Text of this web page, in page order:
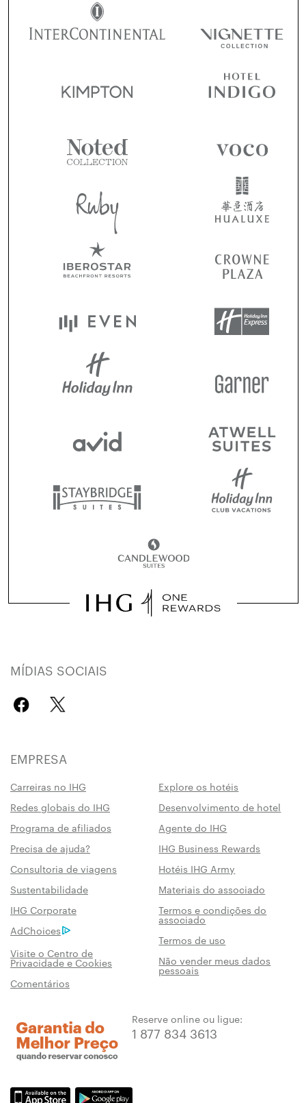
MÍDIAS SOCIAIS
EMPRESA
Carreiras no IHG
Explore os hotéis
Redes globais do IHG
Desenvolvimento de hotel
Programa de afiliados
Agente do IHG
Precisa de ajuda?
IHG Business Rewards
Consultoria de viagens
Hotéis IHG Army
Sustentabilidade
Materiais do associado
IHG Corporate
Termos e condições do
associado
AdChoices
Termos de uso
Visite o Centro de
Privacidade e Cookies Não vender meus dados
pessoais
Comentários
Reserve online ou ligue:
1 877 834 3613